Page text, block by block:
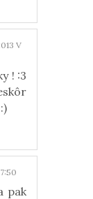
V
! :3
pak